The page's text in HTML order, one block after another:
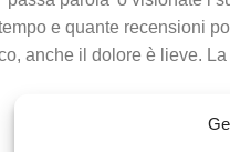
e quante recensioni
anche il dolore è lieve.